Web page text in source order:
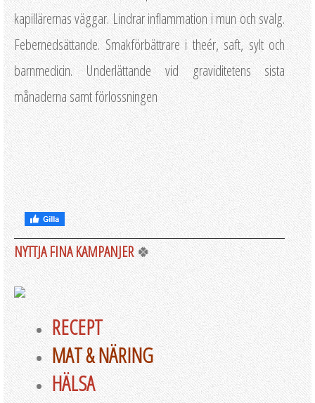
kapillärernas väggar. Lindrar inflammation i mun och svalg.
Febernedsättande. Smakförbättrare i theér, saft, sylt och
barnmedicin. Underlättande vid graviditetens sista
månaderna samt förlossningen
NYTTJA FINA KAMPANJER🍀
RECEPT
MAT & NÄRING
HÄLSA